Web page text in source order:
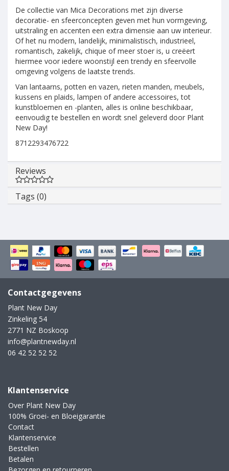
De collectie van Mica Decorations met zijn diverse
decoratie- en sfeerconcepten geven met hun vormgeving,
uitstraling en accenten een extra dimensie aan uw interieur.
Of het nu modern, landelijk, minimalistisch, industrieel,
romantisch, zakelijk, chique of meer stoer is, u creëert
hiermee voor iedere woonstijl een trendy en sfeervolle
omgeving volgens de laatste trends.
Van lantaarns, potten en vazen, rieten manden, meubels,
kussens en plaids, lampen of andere accessoires, tot
kunstbloemen en -planten, alles is online beschikbaar,
eenvoudig te bestellen en wordt snel geleverd door Plant
New Day!
8712293476722
Reviews
Tags (0)
Contactgegevens
Plant New Day
Zinkeling 54
2771 NZ Boskoop
info@plantnewday.nl
06 42 52 52 52
Klantenservice
Over Plant New Day
100% Groei- en Bloeigarantie
Contact
Klantenservice
Bestellen
Betalen